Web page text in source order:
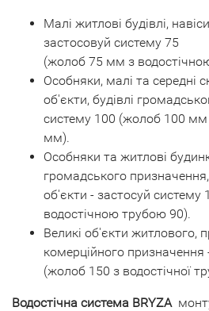
Малі житлові будівлі,
застосовуй систему 75
(жолоб 75 мм з
Особняки, малі та середні
об'єкти, будівлі
систему 100 (жолоб 100
мм).
Особняки та житлові
громадського
об'єкти - застосуй
водостічною трубою 90).
Великі об'єкти житлового,
комерційного призначення
(жолоб 150 з водостічної
Водостічна система BRYZA